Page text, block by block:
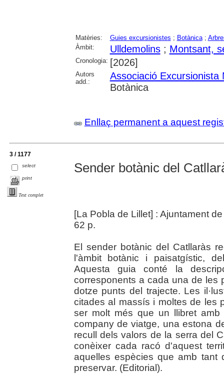
Matèries: Guies excursionistes ; Botànica;
Àmbit:
Ulldemolins; Montsant,
Cronologia: [2026]
Autors
add.:
Associació Excursionista
Botànica
Enllaç permanent a aquest
3 / 1177
select
print
Text complet
Sender botànic del
[La Pobla de Lillet] : Ajuntament
62 p.
El sender botànic del Catllaràs
l'àmbit botànic i paisatgístic,
Aquesta guia conté la
corresponents a cada una de les
dotze punts del trajecte. Les
citades al massís i moltes de les
ser molt més que un llibret
company de viatge, una estona
recull dels valors de la serra del
conèixer cada racó d'aquest
aquelles espècies que amb tant
preservar. (Editorial).